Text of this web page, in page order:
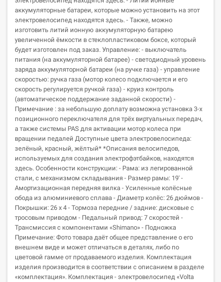
аккумуляторные батареи, которые можно установить на этот
электровелосипед находятся здесь. - Также, можно
изготовить литий ионную аккумуляторную батарею
увеличенной ёмкости в стеклопластиковом боксе, который
будет изготовлен под заказ. Управление: - выключатель
питания (на аккумуляторной батарее) - светодиодный уровень
заряда аккумуляторной батареи (на ручке газа) - управление
скоростью: ручка газа (мотор колесо подключается и его
скорость регулируется ручкой газа) - круиз контроль
(автоматическое поддержание заданной скорости) -
Примечание : за небольшую доплату возможна установка 3-х
позиционного переключателя для трёх виртуальных передач,
а также системы PAS для активации мотор колеса при
вращении педалей Доступные цвета электровелосипеда:
зелёный, красный, жёлтый* *Описания велосипедов,
используемых для создания электрофэтбайков, находятся
здесь. Особенности конструкции: - Рама: из легированной
стали, с механизмом складывания - Размер рамы: 19' -
Амортизационная передняя вилка - Усиленные колёсные
обода из алюминиевого сплава - Диаметр колёс: 26 дюймов -
Покрышки: 26 х 4 - Тормоза передние / задние: дисковые с
тросовым приводом - Педальный привод: 7 скоростей -
Трансмиссия с компонентами «Shimano» - Подножка
Примечание: Фото товара даёт общее представление о его
внешнем виде и может отличаться в деталях, либо по
цветовой гамме от продаваемого изделия. Комплектация
изделия производится в соответствии с описанием в разделе
«комплектация». Кoмплектация - электровелосипед «Volta